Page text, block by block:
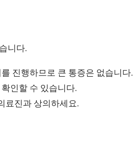
니다.
진행하므로 큰 통증은 없습니다.
인할 수 있습니다.
료진과 상의하세요.